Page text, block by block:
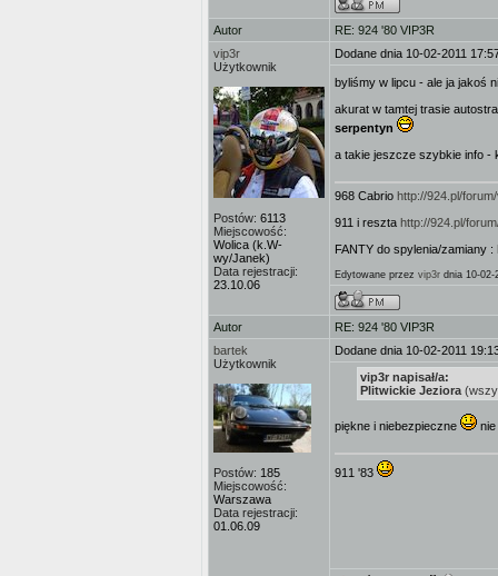
Autor
RE: 924 '80 VIP3R
vip3r
Użytkownik
Postów: 6113
Miejscowość:
Wolica (k.W-
wy/Janek)
Data rejestracji:
23.10.06
Dodane dnia 10-02-2011
byliśmy w lipcu - ale ja jakoś
akurat w tamtej trasie
serpentyn
a takie jeszcze szybkie info -
968 Cabrio http://924.pl/
911 i reszta http://924.pl/
FANTY do spylenia/zamiany :
Edytowane przez vip3r dnia 10-02-
Autor
RE: 924 '80 VIP3R
bartek
Użytkownik
Postów: 185
Miejscowość:
Warszawa
Data rejestracji:
01.06.09
Dodane dnia 10-02-2011
vip3r napisał/a:
Plitwickie Jeziora
piękne i niebezpieczne
911 '83